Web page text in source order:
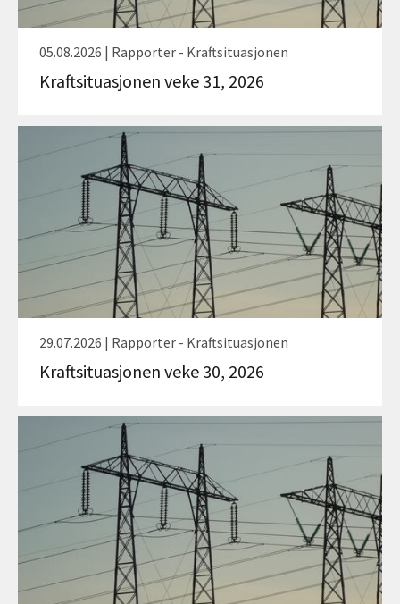
05.08.2026 | Rapporter - Kraftsituasjonen
Kraftsituasjonen veke 31, 2026
29.07.2026 | Rapporter - Kraftsituasjonen
Kraftsituasjonen veke 30, 2026